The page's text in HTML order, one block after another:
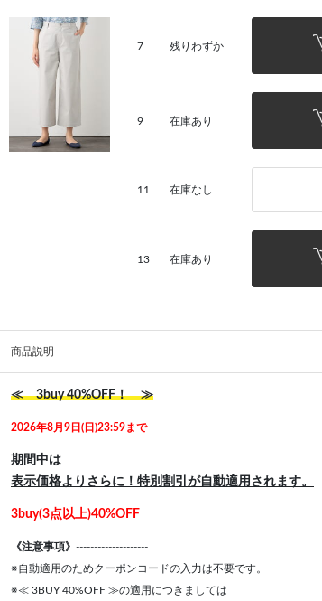
7 残りわずか
9 在庫あり
11 在庫なし
13 在庫あり
商品説明
≪ 3buy 40%OFF！ ≫
2026年8月9日(日)23:59まで
期間中は
表示価格よりさらに！特別割引が自動適用されます。
3buy(3点以上)40%OFF
《注意事項》 --------------------
※自動適用のためクーポンコードの入力は不要です。
※≪ 3BUY 40%OFF ≫の適用につきましては